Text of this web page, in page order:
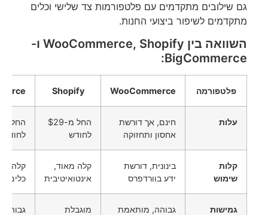
גם שילובים מתקדמים עם פלטפורמות צד שלישי וכלים
מתקדמים לשיפור ביצועי החנות.
השוואה בין WooCommerce, Shopify ו-
BigCommerce:
פלטפורמה WooCommerce
Shopify
עלות
חינם, אך דורשת
אחסון ותחזוקה
החל מ-$29
לחודש
לחודש
קלות
שימוש
בינונית, דורשת
ידע בוורדפרס
קלה מאוד,
אינטואיטיבית
קלה
כלים
גמישות
גבוהה, מותאמת
מוגבלת